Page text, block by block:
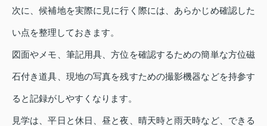
次に、候補地を実際に見に行く際には、あらかじめ確認した
い点を整理しておきます。
図面やメモ、筆記用具、方位を確認するための簡単な方位磁
石付き道具、現地の写真を残すための撮影機器などを持参す
ると記録がしやすくなります。
見学は、平日と休日、昼と夜、晴天時と雨天時など、できる